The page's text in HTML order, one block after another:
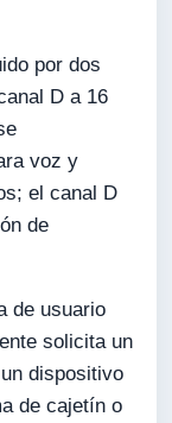
por dos
D a 16
voz y
el canal D
de
de usuario
solicita un
dispositivo
de cajetín o